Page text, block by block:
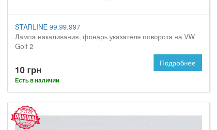
STARLINE 99.99.997
Лампа накаливания, фонарь указателя поворота на VW
Golf 2
10 грн
Есть в наличии
Подробнее